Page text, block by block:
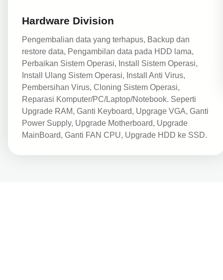
Hardware Division
Pengembalian data yang terhapus, Backup dan
restore data, Pengambilan data pada HDD lama,
Perbaikan Sistem Operasi, Install Sistem Operasi,
Install Ulang Sistem Operasi, Install Anti Virus,
Pembersihan Virus, Cloning Sistem Operasi,
Reparasi Komputer/PC/Laptop/Notebook. Seperti
Upgrade RAM, Ganti Keyboard, Upgrage VGA, Ganti
Power Supply, Upgrade Motherboard, Upgrade
MainBoard, Ganti FAN CPU, Upgrade HDD ke SSD.